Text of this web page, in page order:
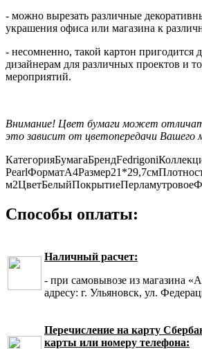
- можно вырезать различные
украшения офиса или магазина к
- несомненно, такой картон пригодится
дизайнерам для различных проектов и
мероприятий.
Внимание! Цвет бумаги может
это зависит от цветопередачи Вашего
КатегорияБумагаБрендFedrigoni
PearlФорматА4Размер21*29,7см
м2ЦветБелыйПокрытиеПерламутровое
Способы оплаты:
Наличный расчет:
- при самовывозе из магазина
адресу: г. Ульяновск, ул.
Перечисление на карту
карты или номеру телефона: